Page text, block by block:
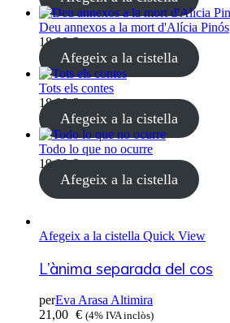
Deu annexos a la mort d'Alícia Pinós
18,00€
Afegeix a la cistella
Tots els contes
18,00€
Afegeix a la cistella
Todo lo que no ocurre
19,00€
Afegeix a la cistella
Afegeix a la cistella Quick View
L’ànima separada del cos
perEva Arasa Altimira
21,00 € (4% IVA inclòs)